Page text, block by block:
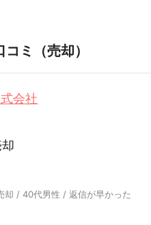
ミ（売却）
会社
却 / 40代男性 / 返信が早かった